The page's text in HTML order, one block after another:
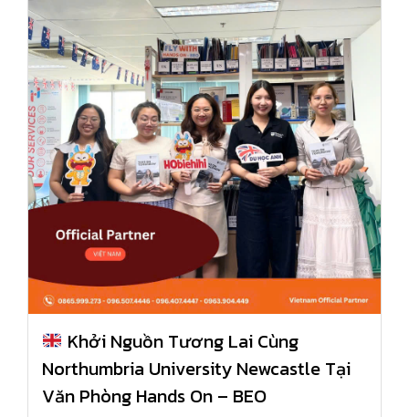
Khởi Nguồn Tương Lai Cùng
Northumbria University Newcastle Tại
Văn Phòng Hands On – BEO